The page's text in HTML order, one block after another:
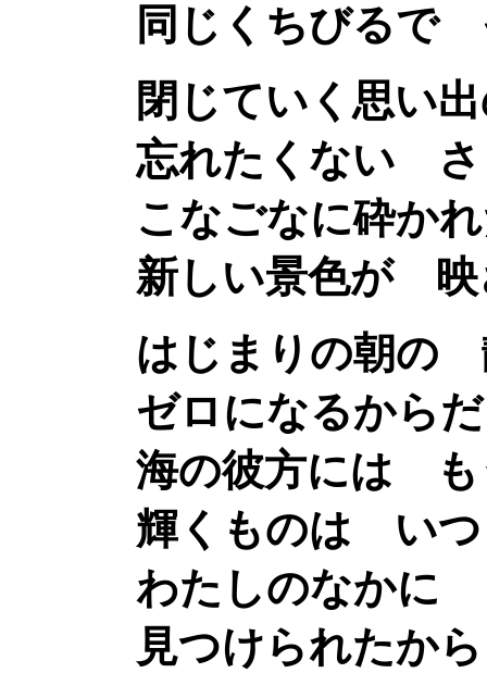
同じくちびるで そ
閉じていく思い出
忘れたくない さ
こなごなに砕かれ
新しい景色が 映
はじまりの朝の
ゼロになるからだ
海の彼方には も
輝くものは いつ
わたしのなかに
見つけられたから